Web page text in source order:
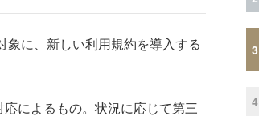
に、新しい利用規約を導入する
によるもの。状況に応じて第三
3
4